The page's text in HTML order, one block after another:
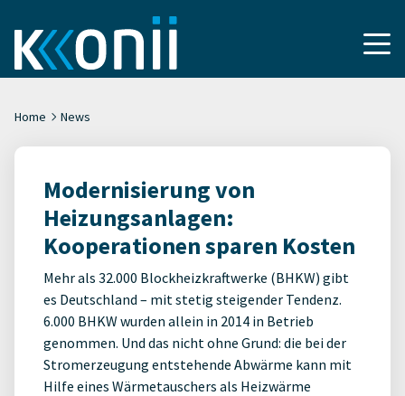
Home News
Modernisierung von
Heizungsanlagen:
Kooperationen sparen Kosten
Mehr als 32.000 Blockheizkraftwerke (BHKW) gibt
es Deutschland – mit stetig steigender Tendenz.
6.000 BHKW wurden allein in 2014 in Betrieb
genommen. Und das nicht ohne Grund: die bei der
Stromerzeugung entstehende Abwärme kann mit
Hilfe eines Wärmetauschers als Heizwärme